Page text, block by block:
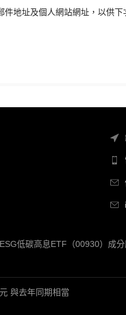
件地址及個人網站網址，以供下
低碳高息ETF（00930）成
與去年同期相當